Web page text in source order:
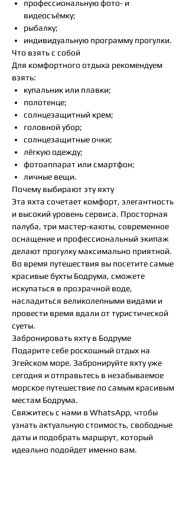
профессиональную фото- и
видеосъёмку;
рыбалку;
индивидуальную программу прогулки.
Что взять с собой
Для комфортного отдыха рекомендуем
взять:
купальник или плавки;
полотенце;
солнцезащитный крем;
головной убор;
солнцезащитные очки;
лёгкую одежду;
фотоаппарат или смартфон;
личные вещи.
Почему выбирают эту яхту
Эта яхта сочетает комфорт, элегантность
и высокий уровень сервиса. Просторная
палуба, три мастер-каюты, современное
оснащение и профессиональный экипаж
делают прогулку максимально приятной.
Во время путешествия вы посетите самые
красивые бухты Бодрума, сможете
искупаться в прозрачной воде,
насладиться великолепными видами и
провести время вдали от туристической
суеты.
Забронировать яхту в Бодруме
Подарите себе роскошный отдых на
Эгейском море. Забронируйте яхту уже
сегодня и отправьтесь в незабываемое
морское путешествие по самым красивым
местам Бодрума.
Свяжитесь с нами в WhatsApp, чтобы
узнать актуальную стоимость, свободные
даты и подобрать маршрут, который
идеально подойдет именно вам.